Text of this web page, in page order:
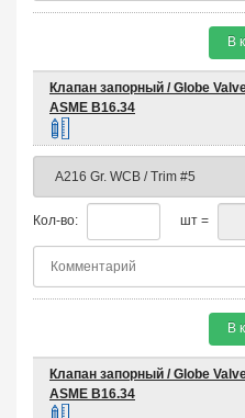
В
Клапан запорный / Globe
ASME B16.34
Кол-во: шт =
В
Клапан запорный / Globe
ASME B16.34